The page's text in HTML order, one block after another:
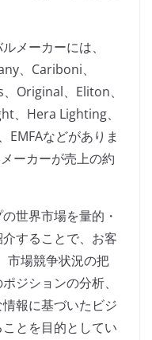
メーカーには、
、Cariboni、
Original、Eliton、
、Hera Lighting、
EMFAなどがありま
ーカーが売上の約
世界市場を量的・
することで、お客
市場競争状況の把
ジションの分析、
報に基づいたビジ
とを目的としてい